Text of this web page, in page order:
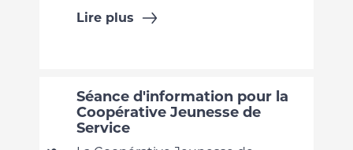
Lire plus
Séance d'information pour la
Coopérative Jeunesse de
Service